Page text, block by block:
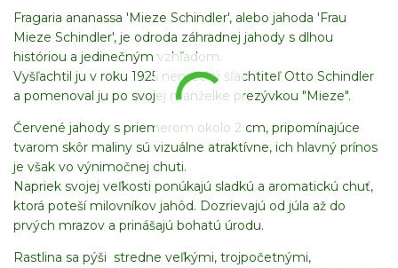
Fragaria ananassa 'Mieze Schindler', alebo jahoda 'Frau
Mieze Schindler', je odroda záhradnej jahody s dlhou
históriou a jedinečným vzhľadom.
Vyšľachtil ju v roku 1925 nemecký šľachtiteľ Otto Schindler
a pomenoval ju po svojej manželke prezývkou "Mieze".
Červené jahody s priemerom okolo 2 cm, pripomínajúce
tvarom skôr maliny sú vizuálne atraktívne, ich hlavný prínos
je však vo výnimočnej chuti.
Napriek svojej veľkosti ponúkajú sladkú a aromatickú chuť,
ktorá poteší milovníkov jahôd. Dozrievajú od júla až do
prvých mrazov a prinášajú bohatú úrodu.
Rastlina sa pýši stredne veľkými, trojpočetnými,